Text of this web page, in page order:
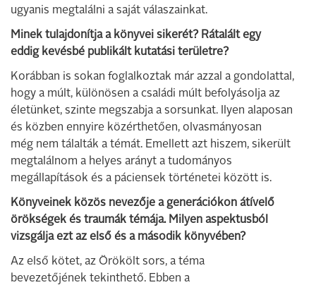
ugyanis megtalálni a saját válaszainkat.
Minek tulajdonítja a könyvei sikerét? Rátalált egy
eddig kevésbé publikált kutatási területre?
Korábban is sokan foglalkoztak már azzal a gondolattal,
hogy a múlt, különösen a családi múlt befolyásolja az
életünket, szinte megszabja a sorsunkat. Ilyen alaposan
és közben ennyire közérthetően, olvasmányosan
még nem tálalták a témát. Emellett azt hiszem, sikerült
megtalálnom a helyes arányt a tudományos
megállapítások és a páciensek történetei között is.
Könyveinek közös nevezője a generációkon átívelő
örökségek és traumák témája. Milyen aspektusból
vizsgálja ezt az első és a második könyvében?
Az első kötet, az Örökölt sors, a téma
bevezetőjének tekinthető. Ebben a